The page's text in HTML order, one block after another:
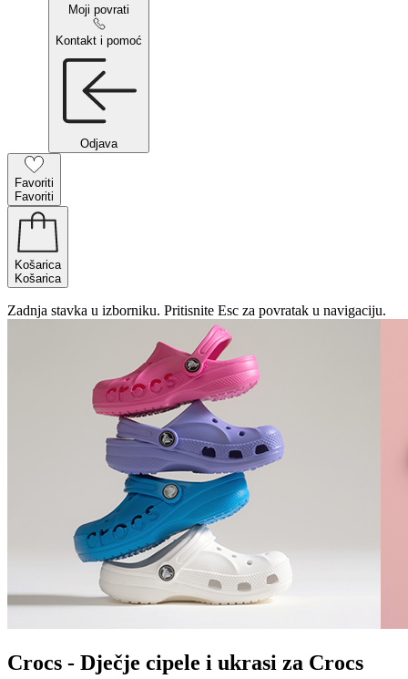
Moji povrati
Kontakt i pomoć
Odjava
Favoriti
Favoriti
Košarica
Košarica
Zadnja stavka u izborniku. Pritisnite Esc za povratak u navigaciju.
Crocs - Dječje cipele i ukrasi za Crocs